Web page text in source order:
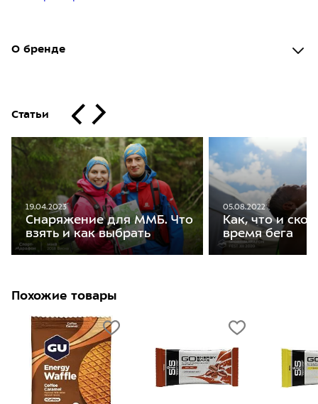
О бренде
Статьи
19.04.2023
Снаряжение для ММБ. Что
взять и как выбрать
05.08.2022
Как, что и
время бега
Похожие товары